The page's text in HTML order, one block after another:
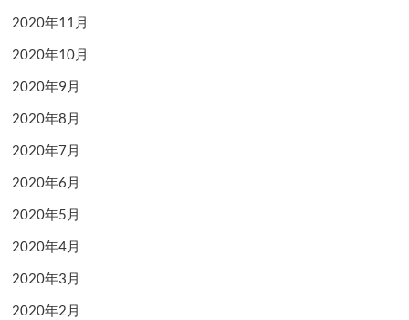
2020年11月
2020年10月
2020年9月
2020年8月
2020年7月
2020年6月
2020年5月
2020年4月
2020年3月
2020年2月